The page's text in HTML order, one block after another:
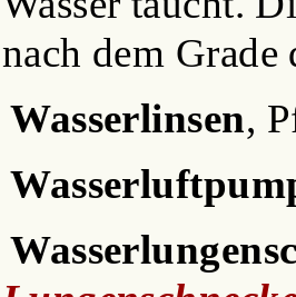
nach dem Grade
Wasserlinsen,